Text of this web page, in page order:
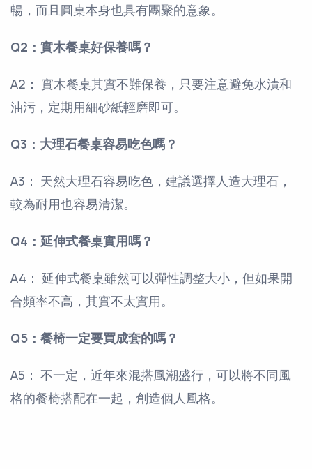
暢，而且圓桌本身也具有團聚的意象。
Q2：實木餐桌好保養嗎？
A2： 實木餐桌其實不難保養，只要注意避免水漬和
油污，定期用細砂紙輕磨即可。
Q3：大理石餐桌容易吃色嗎？
A3： 天然大理石容易吃色，建議選擇人造大理石，
較為耐用也容易清潔。
Q4：延伸式餐桌實用嗎？
A4： 延伸式餐桌雖然可以彈性調整大小，但如果開
合頻率不高，其實不太實用。
Q5：餐椅一定要買成套的嗎？
A5： 不一定，近年來混搭風潮盛行，可以將不同風
格的餐椅搭配在一起，創造個人風格。